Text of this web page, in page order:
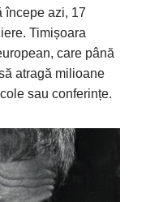
începe azi, 17
Timișoara
care până
atragă milioane
sau conferințe.